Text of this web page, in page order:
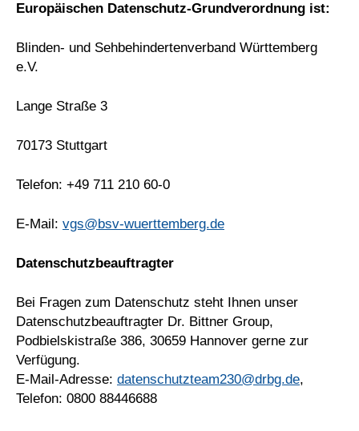
Europäischen Datenschutz-Grundverordnung ist:
Blinden- und Sehbehindertenverband Württemberg
e.V.
Lange Straße 3
70173 Stuttgart
Telefon: +49 711 210 60-0
E-Mail: vgs@bsv-wuerttemberg.de
Datenschutzbeauftragter
Bei Fragen zum Datenschutz steht Ihnen unser
Datenschutzbeauftragter Dr. Bittner Group,
Podbielskistraße 386, 30659 Hannover gerne zur
Verfügung.
E-Mail-Adresse: datenschutzteam230@drbg.de,
Telefon: 0800 88446688